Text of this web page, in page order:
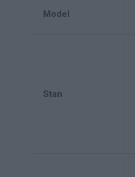
Model
Stan